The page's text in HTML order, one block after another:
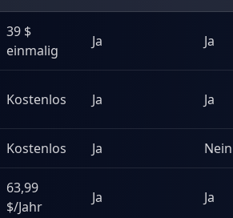
39 $
einmalig
Ja Ja
Kostenlos Ja Ja
Kostenlos Ja Nein
63,99
$/Jahr
Ja Ja